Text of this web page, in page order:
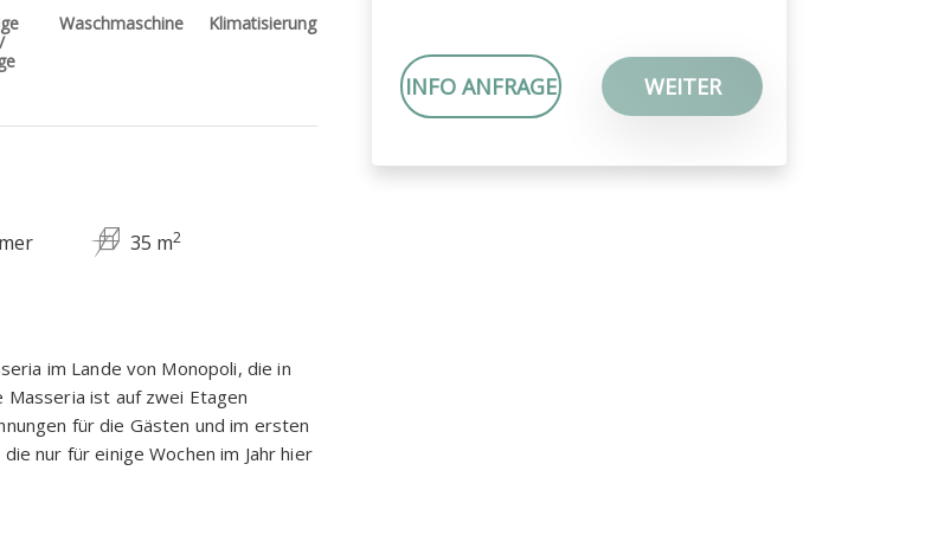
Waschmaschine Klimatisierung
35 m2
im Lande von Monopoli, die in
ist auf zwei Etagen
für die Gästen und im ersten
nur für einige Wochen im Jahr hier
und wurde nach der
INFO ANFRAGE WEITER